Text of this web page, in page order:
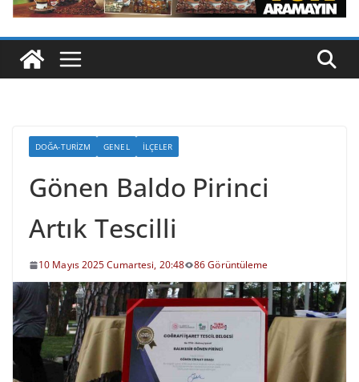
DOĞA-TURIZM GENEL İLÇELER
Gönen Baldo Pirinci
Artık Tescilli
10 Mayıs 2025 Cumartesi, 20:48 86 Görüntüleme